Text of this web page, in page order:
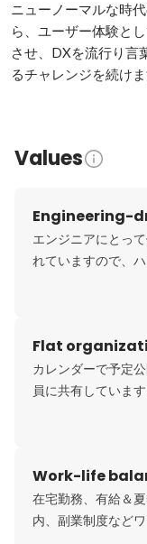
ニューノーマルな時
ら、ユーザー体験と
させ、DXを流行り言
Values
Engineering-
エンジニアにとっ
れていますので、
Flat
カレンダーで予定
員に共有しています
Work-life
在宅勤務、有給＆
内、副業制度など